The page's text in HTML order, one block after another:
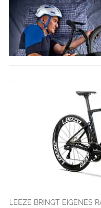
LEEZE BRINGT EIGENES